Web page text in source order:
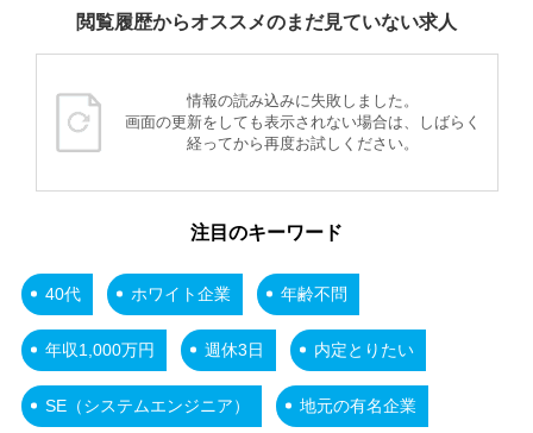
閲覧履歴からオススメのまだ見ていない求人
情報の読み込みに失敗しました。
画面の更新をしても表示されない場合は、しばらく
経ってから再度お試しください。
注目のキーワード
40代 ホワイト企業 年齢不問
年収1,000万円 週休3日 内定とりたい
SE（システムエンジニア） 地元の有名企業